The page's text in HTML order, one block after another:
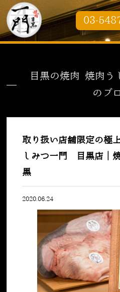
03-
目黒の焼肉 焼肉う
のブ
取り扱い店舗限定の極
しみつ一門 目黒店｜
黒
2020.06.24